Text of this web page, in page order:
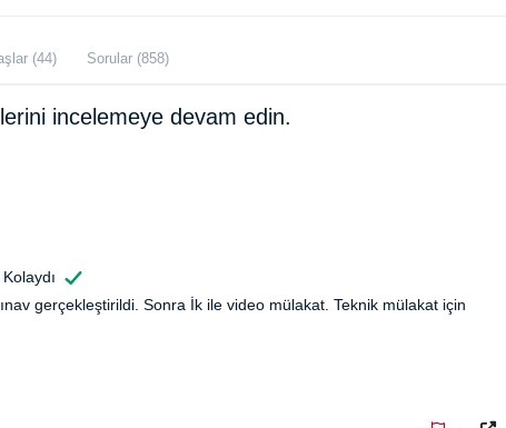
(44) Sorular (858)
incelemeye devam edin.
gerçekleştirildi. Sonra İk ile video mülakat. Teknik mülakat için